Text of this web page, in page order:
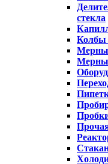
стекла
Колбы